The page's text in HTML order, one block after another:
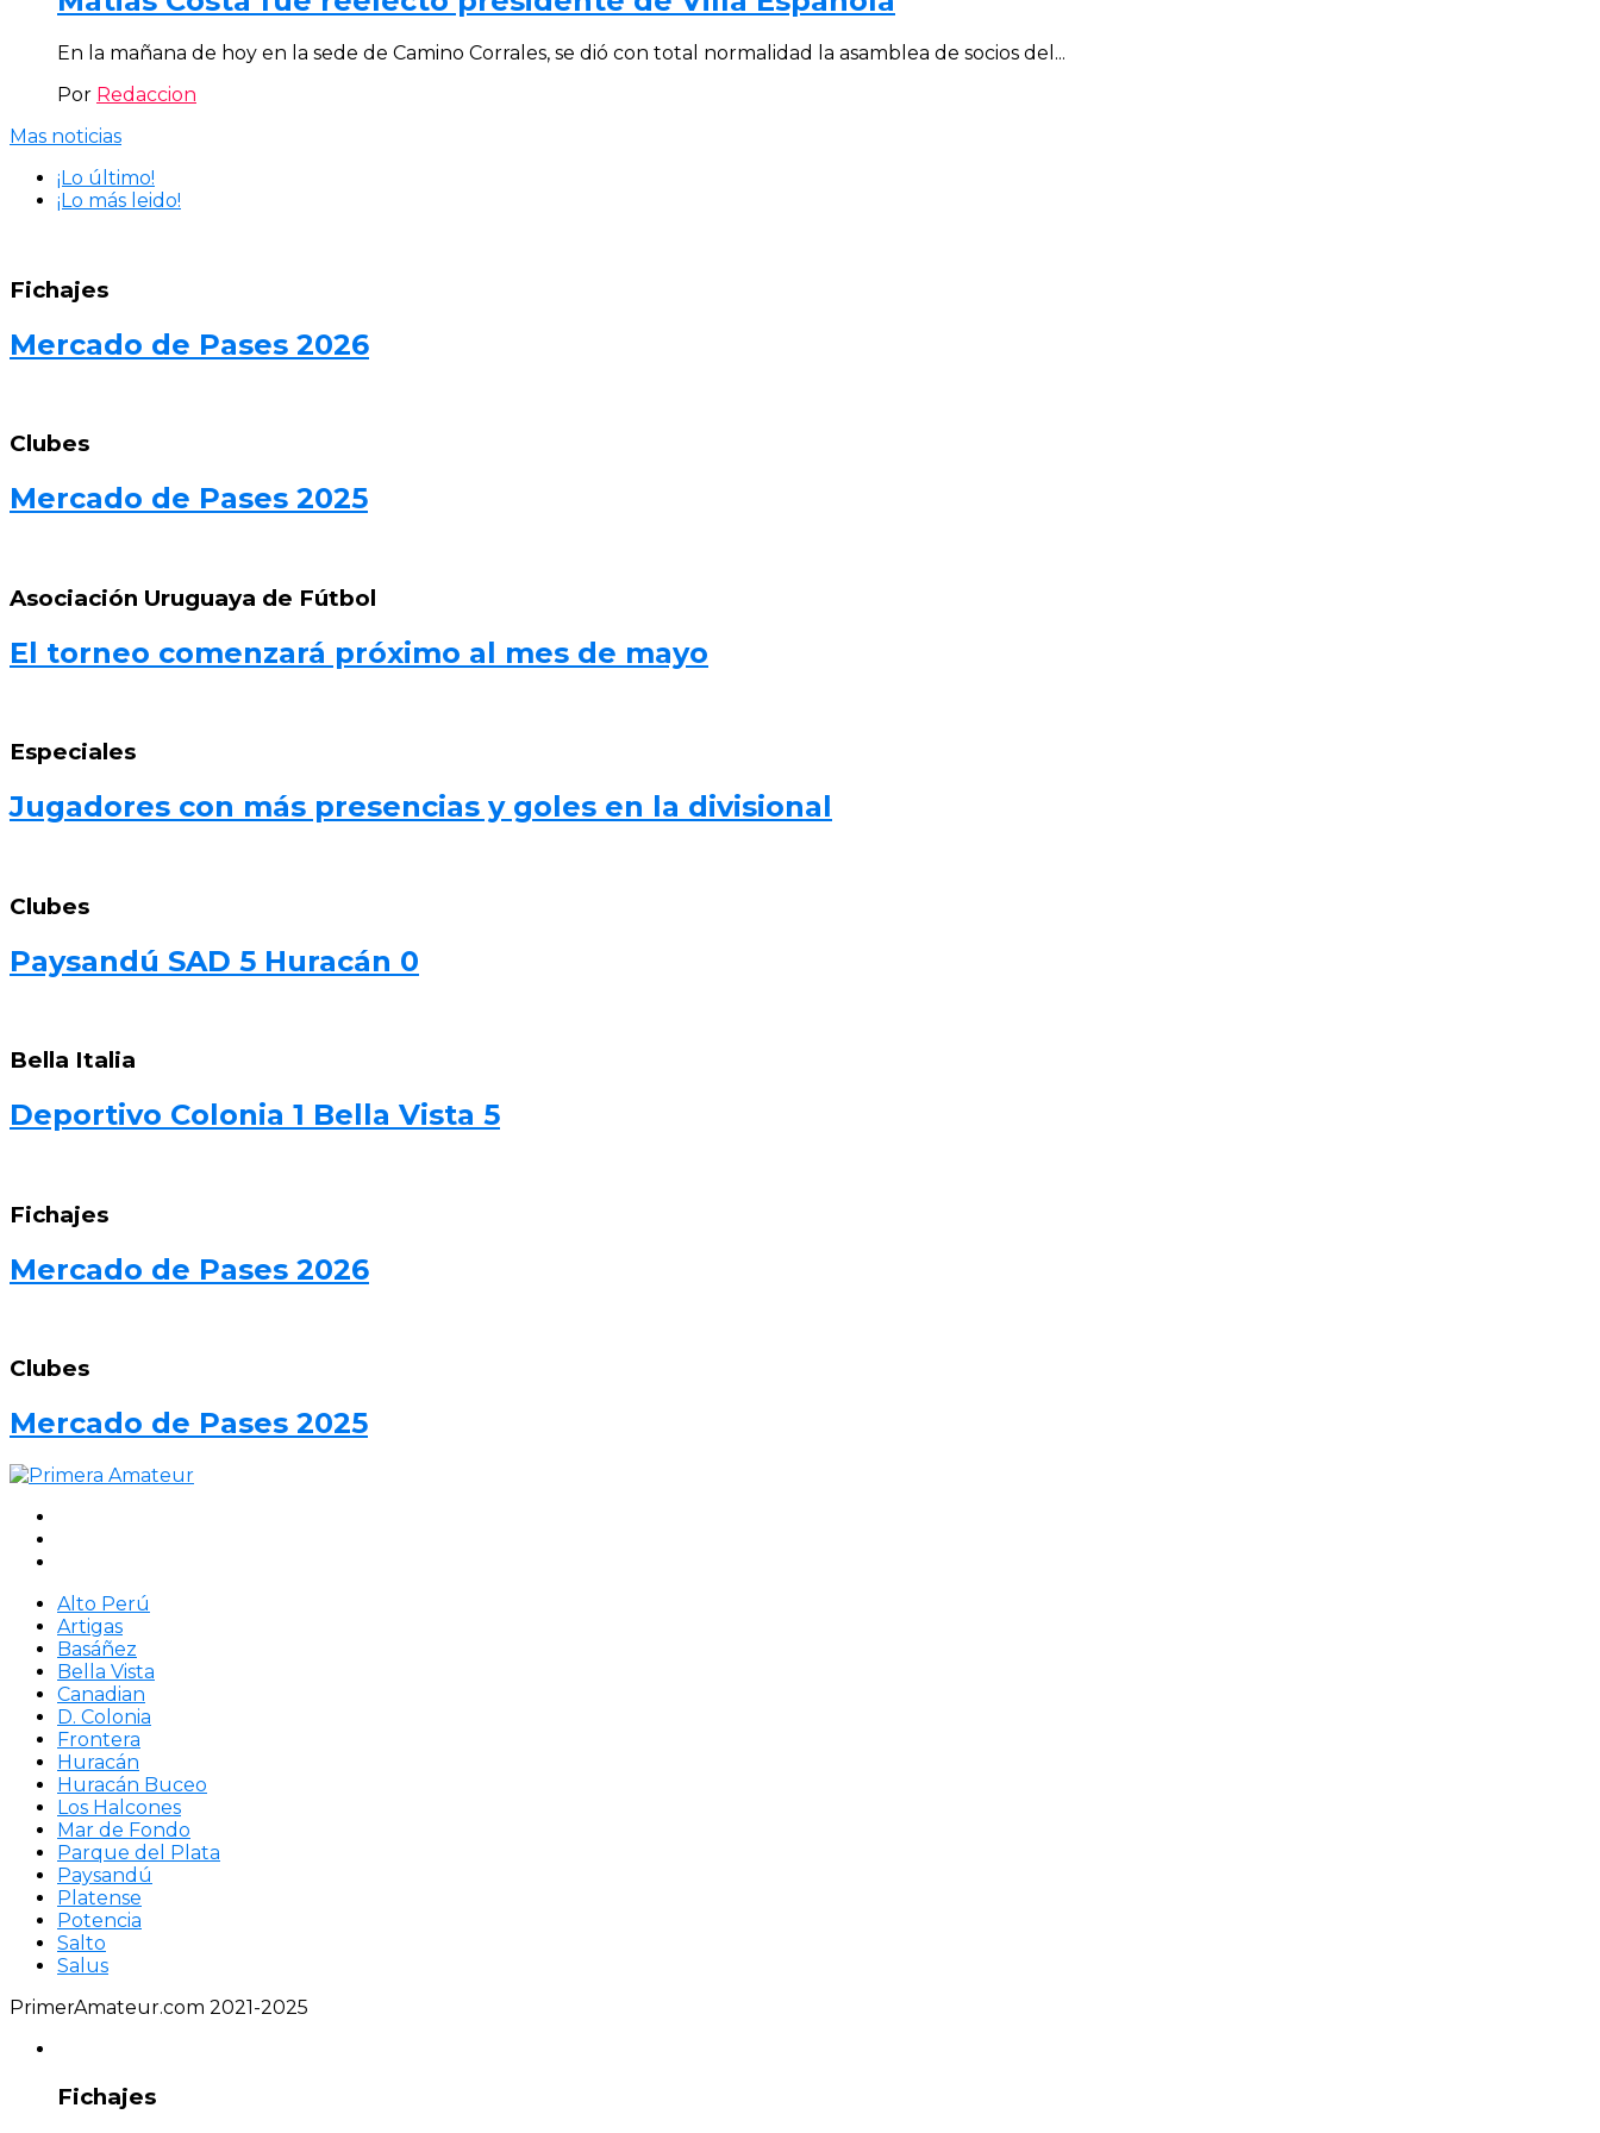
En la mañana de hoy en la sede de Camino Corrales, se dió con total normalidad la asamblea de socios del...
Por Redaccion
Mas noticias
¡Lo último!
¡Lo más leido!
Fichajes
Mercado de Pases 2026
Clubes
Mercado de Pases 2025
Asociación Uruguaya de Fútbol
El torneo comenzará próximo al mes de mayo
Especiales
Jugadores con más presencias y goles en la divisional
Clubes
Paysandú SAD 5 Huracán 0
Bella Italia
Deportivo Colonia 1 Bella Vista 5
Fichajes
Mercado de Pases 2026
Clubes
Mercado de Pases 2025
Alto Perú
Artigas
Basáñez
Bella Vista
Canadian
D. Colonia
Frontera
Huracán
Huracán Buceo
Los Halcones
Mar de Fondo
Parque del Plata
Paysandú
Platense
Potencia
Salto
Salus
PrimerAmateur.com 2021-2025
Fichajes